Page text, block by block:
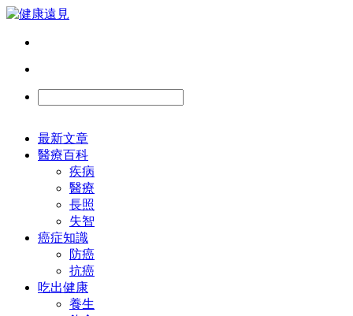
最新文章
醫療百科
疾病
醫療
長照
失智
癌症知識
防癌
抗癌
吃出健康
養生